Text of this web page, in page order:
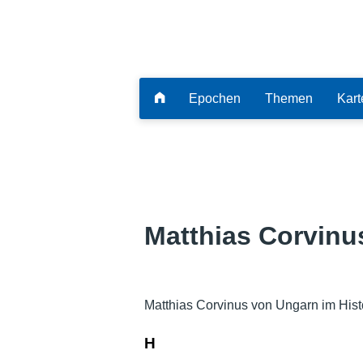
Epochen Themen
Matthias
Matthias Corvinus von Ungarn im
H